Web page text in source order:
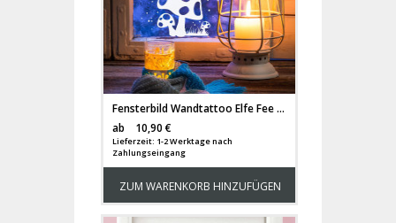
Fensterbild Wandtattoo Elfe Fee auf Fliegenpilz mit Sterne M1231
ab
10,90 €
Lieferzeit: 1-2 Werktage nach
Zahlungseingang
ZUM WARENKORB HINZUFÜGEN